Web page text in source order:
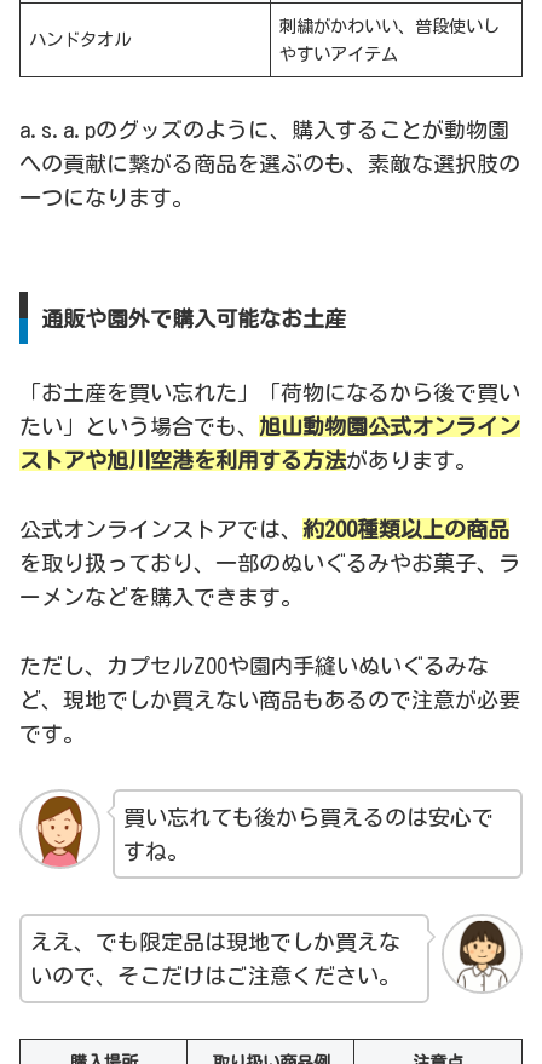
ハンドタオル
刺繍がかわいい、普段使いし
やすいアイテム
a.s.a.pのグッズのように、購入することが動物園
への貢献に繋がる商品を選ぶのも、素敵な選択肢の
一つになります。
通販や園外で購入可能なお土産
「お土産を買い忘れた」「荷物になるから後で買い
たい」という場合でも、 旭山動物園公式オンライン
ストアや旭川空港を利用する方法があります。
公式オンラインストアでは、 約200種類以上の商品
を取り扱っており、一部のぬいぐるみやお菓子、ラ
ーメンなどを購入できます。
ただし、カプセルZOOや園内手縫いぬいぐるみな
ど、現地でしか買えない商品もあるので注意が必要
です。
買い忘れても後から買えるのは安心で
すね。
ええ、でも限定品は現地でしか買えな
いので、そこだけはご注意ください。